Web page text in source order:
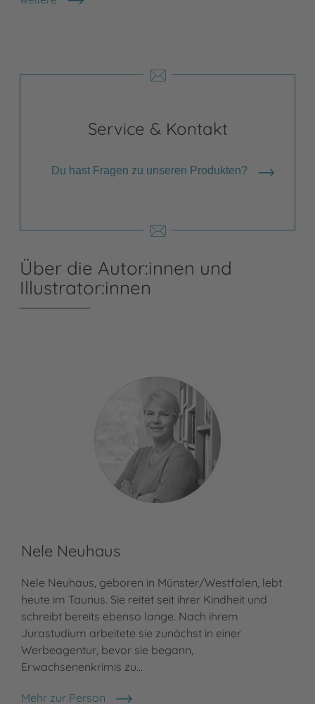
Shops anzeigen
Service & Kontakt
Du hast Fragen zu unseren Produkten?
Über die Autor:innen und
Illustrator:innen
Nele Neuhaus
Nele Neuhaus, geboren in Münster/Westfalen, lebt
heute im Taunus. Sie reitet seit ihrer Kindheit und
schreibt bereits ebenso lange. Nach ihrem
Jurastudium arbeitete sie zunächst in einer
Werbeagentur, bevor sie begann,
Erwachsenenkrimis zu…
Mehr zur Person